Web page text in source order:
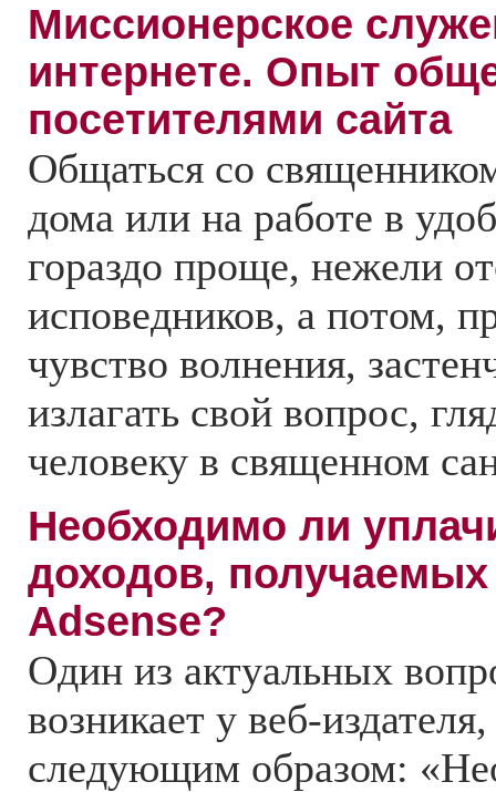
Миссионерское
интернете. Опыт
посетителями сайта
Общаться со
дома или на работе в
гораздо проще, нежели
исповедников, а потом,
чувство волнения,
излагать свой вопрос,
человеку в священном
Необходимо ли
доходов, получаемых
Adsense?
Один из актуальных
возникает у веб-
следующим образом: